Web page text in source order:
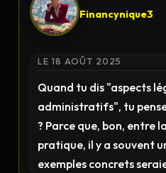
Financynique3
LE 18 AOÛT 2025
Quand tu dis "aspects
administratifs", tu
? Parce que, bon, entre
pratique, il y a souvent
exemples concrets